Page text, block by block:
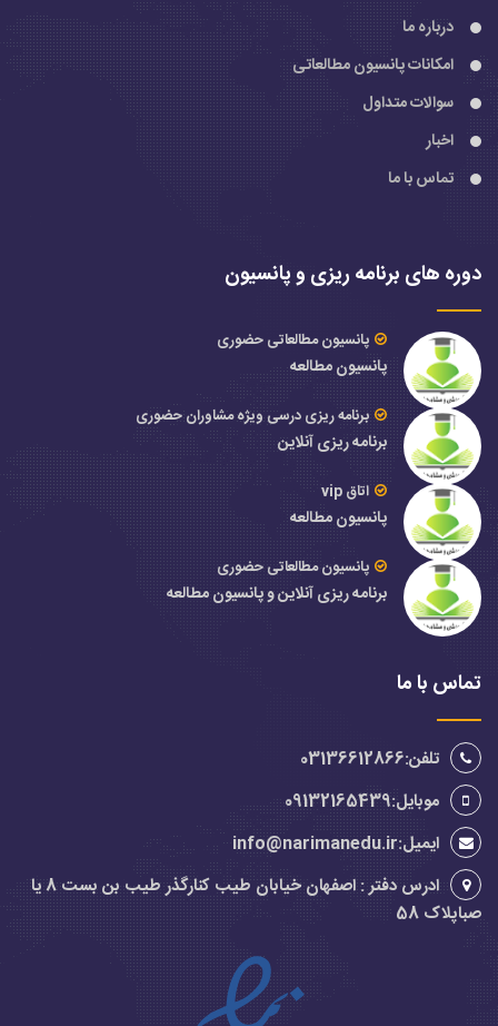
درباره ما
امکانات پانسیون مطالعاتی
سوالات متداول
اخبار
تماس با ما
دوره های برنامه ریزی و پانسیون
پانسیون مطالعاتی حضوری
پانسیون مطالعه
برنامه ریزی درسی ویژه مشاوران حضوری
برنامه ریزی آنلاین
اتاق vip
پانسیون مطالعه
پانسیون مطالعاتی حضوری
برنامه ریزی آنلاین و پانسیون مطالعه
تماس با ما
تلفن:03136612866
موبایل:09132165439
ایمیل:info@narimanedu.ir
ادرس دفتر : اصفهان خیابان طیب کنارگذر طیب بن بست 8 یا
صباپلاک 58